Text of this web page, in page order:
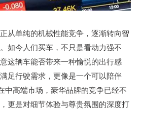
从单纯的机械性能竞争，逐渐转向智
如今人们买车，不只是看动力强不
这辆车能否带来一种愉悦的出行感
足行驶需求，更像是一个可以陪伴
中高端市场，豪华品牌的竞争已经不
更是对细节体验与尊贵氛围的深度打